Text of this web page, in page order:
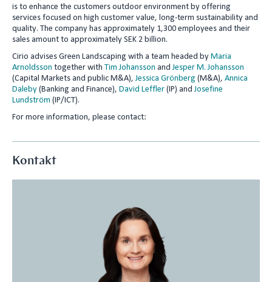
is to enhance the customers outdoor environment by offering
services focused on high customer value, long-term sustainability and
quality. The company has approximately 1,300 employees and their
sales amount to approximately SEK 2 billion.
Cirio advises Green Landscaping with a team headed by Maria
Arnoldsson together with Tim Johansson andJesper M. Johansson
(Capital Markets and public M&A),Jessica Grönberg (M&A), Annica
Daleby (Banking and Finance), David Leffler (IP) andJosefine
Lundström (IP/ICT).
For more information, please contact:
Kontakt